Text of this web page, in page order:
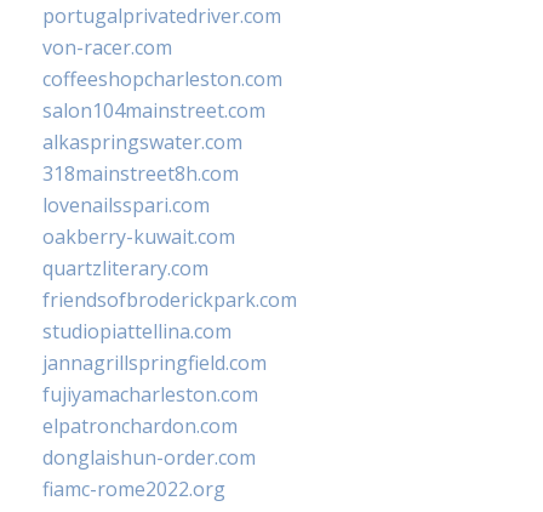
portugalprivatedriver.com
von-racer.com
coffeeshopcharleston.com
salon104mainstreet.com
alkaspringswater.com
318mainstreet8h.com
lovenailsspari.com
oakberry-kuwait.com
quartzliterary.com
friendsofbroderickpark.com
studiopiattellina.com
jannagrillspringfield.com
fujiyamacharleston.com
elpatronchardon.com
donglaishun-order.com
fiamc-rome2022.org